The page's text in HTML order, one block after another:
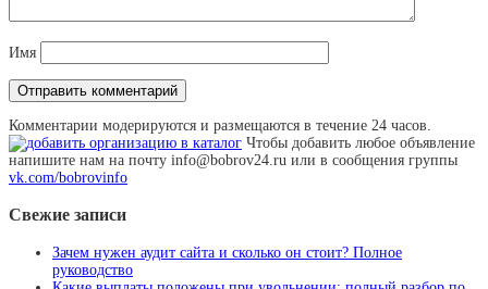
Имя
Комментарии модерируются и размещаются в течение 24 часов.
Чтобы добавить любое объявление
напишите нам на почту info@bobrov24.ru или в сообщения группы
vk.com/bobrovinfo
Свежие записи
Зачем нужен аудит сайта и сколько он стоит? Полное
руководство